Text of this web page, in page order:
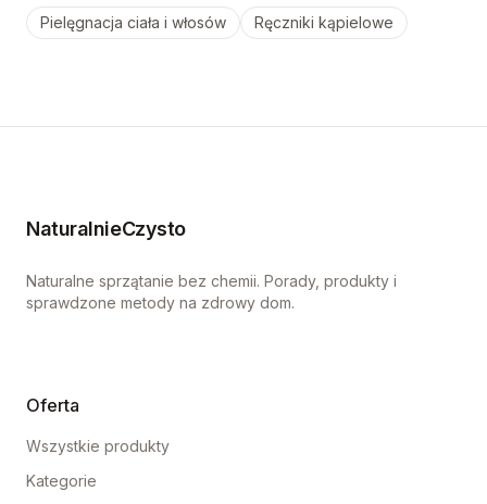
Pielęgnacja ciała i włosów Ręczniki kąpielowe
NaturalnieCzysto
Naturalne sprzątanie bez chemii. Porady, produkty i
sprawdzone metody na zdrowy dom.
Oferta
Wszystkie produkty
Kategorie